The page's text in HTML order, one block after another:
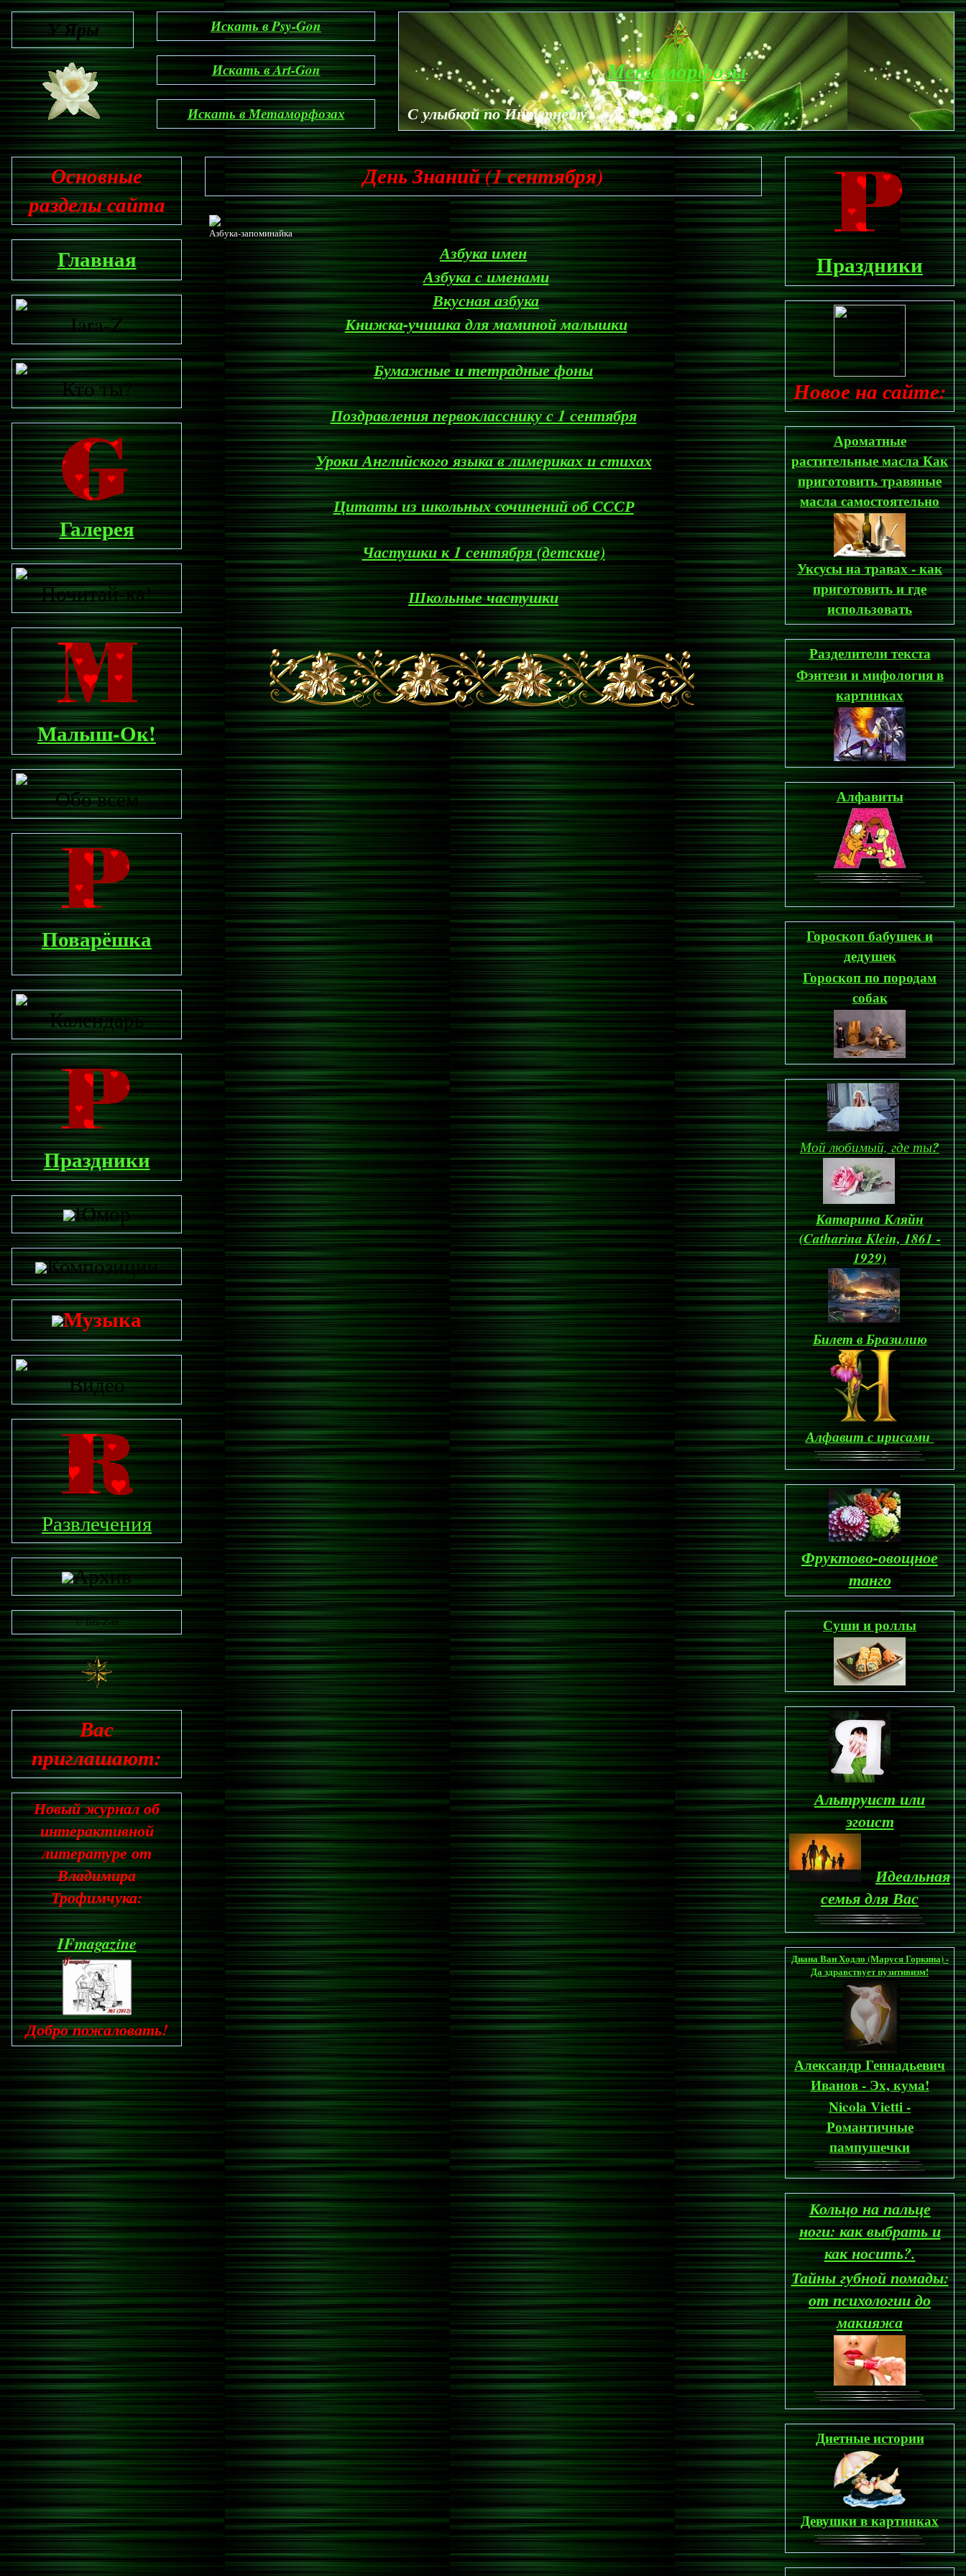
У Яры Искать в Psy-Gon
Искать в Art-Gon
Искать в Метаморфозах
Метаморфозы
С улыбкой по Интернету
Основные
разделы сайта
Главная
Iara-Z
Кто ты?
Галерея
Почитай-ка!
Малыш-Ок!
Обо всем
Поварёшка
Календарь
Праздники
Юмор
Композиции
Музыка
Видео
Развлечения
Архив
© Iara-Z-m
Вас
приглашают:
Новый журнал об
интерактивной
литературе от
Владимира
Трофимчука:
IFmagazine
Добро пожаловать!
День Знаний (1 сентября)
Азбука-запоминайка
Азбука имен
Азбука с именами
Вкусная азбука
Книжка-учишка для маминой малышки
Бумажные и тетрадные фоны
Поздравления первокласснику с 1 сентября
Уроки Английского языка в лимериках и стихах
Цитаты из школьных сочинений об СССР
Частушки к 1 сентября (детские)
Школьные частушки
Праздники
Новое на сайте:
Ароматные
растительные масла Как
приготовить травяные
масла самостоятельно
Уксусы на травах - как
приготовить и где
использовать
Разделители текста
Фэнтези и мифология в
картинках
Алфавиты
Гороскоп бабушек и
дедушек
Гороскоп по породам
собак
Мой любимый, где ты?
Катарина Кляйн
(Catharina Klein, 1861 -
1929)
Билет в Бразилию
Алфавит с ирисами
Фруктово-овощное
танго
Суши и роллы
Альтруист или
эгоист
Идеальная
семья для Вас
Диана Ван Ходло (Маруся Горкина) -
Да здравствует пузитивизм!
Александр Геннадьевич
Иванов - Эх, кума!
Nicola Vietti -
Романтичные
пампушечки
Кольцо на пальце
ноги: как выбрать и
как носить?.
Тайны губной помады:
от психологии до
макияжа
Диетные истории
Девушки в картинках